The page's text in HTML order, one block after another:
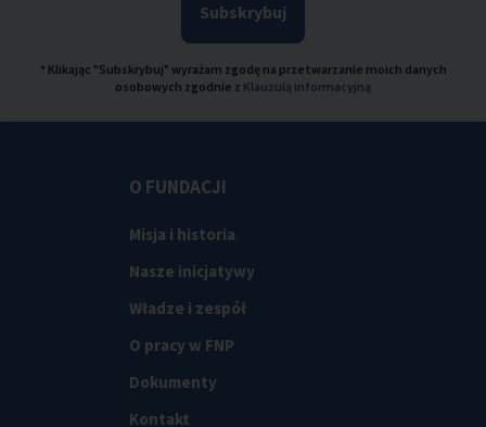
Subskrybuj
* Klikając "Subskrybuj" wyrażam zgodę na przetwarzanie moich danych
osobowych zgodnie z Klauzulą informacyjną
O FUNDACJI
Misja i historia
Nasze inicjatywy
Władze i zespół
O pracy w FNP
Dokumenty
Kontakt